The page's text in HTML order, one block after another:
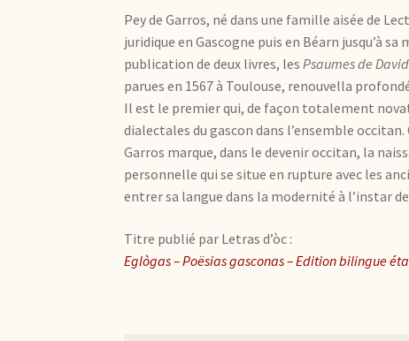
Pey de Garros, né dans une famille aisée de
juridique en Gascogne puis en Béarn jusqu’à
publication de deux livres, lesPsaumes de
parues en 1567 à Toulouse, renouvella
Il est le premier qui, de façon totalement
dialectales du gascon dans l’ensemble
Garros marque, dans le devenir occitan, la
personnelle qui se situe en rupture avec les
entrer sa langue dans la modernité à l’instar
Titre publié par Letras d’òc :
Eglògas – Poësias gasconas – Edition bilingue